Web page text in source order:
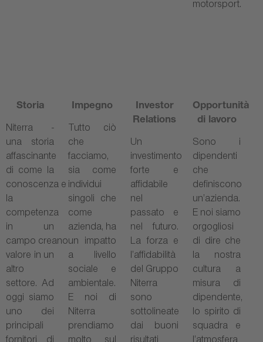
motorsport.
Storia
Niterra -
una storia
affascinante
di come la
conoscenza e
la
competenza
in un
campo creano
valore in un
altro
settore. Ad
oggi siamo
uno dei
principali
Impegno
Tutto ciò
che
facciamo,
sia come
individui
singoli che
come
azienda, ha
un impatto
a livello
sociale e
ambientale.
E noi di
Niterra
prendiamo
Investor
Relations
Un
investimento
forte e
affidabile
nel
passato e
nel futuro.
La forza e
l’affidabilità
del Gruppo
Niterra
sono
sottolineate
dai buoni
Opportunità
di lavoro
Sono i
dipendenti
che
definiscono
un’azienda.
E noi siamo
orgogliosi
di dire che
la nostra
cultura a
misura di
dipendente,
lo spirito di
squadra e